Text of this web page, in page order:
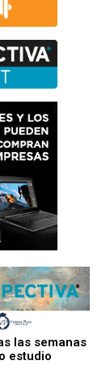
las semanas
estudio